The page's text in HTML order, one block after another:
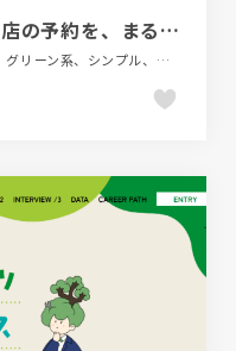
トレタ | 【シェアNo.1】お店の予約を、まるごとタブレット１台で。
LP・特集ページ、オンラインサービス、グリーン系、シンプル、タイポグラフィー、テクノロジー・サイエンス、フラットデザイン、ブランド・サービスサイト、ホワイト系、ポップ